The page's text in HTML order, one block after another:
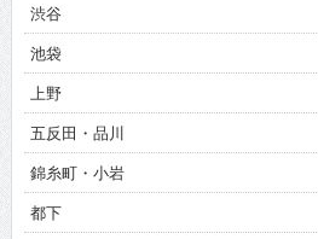
渋谷
池袋
上野
五反田・品川
錦糸町・小岩
都下